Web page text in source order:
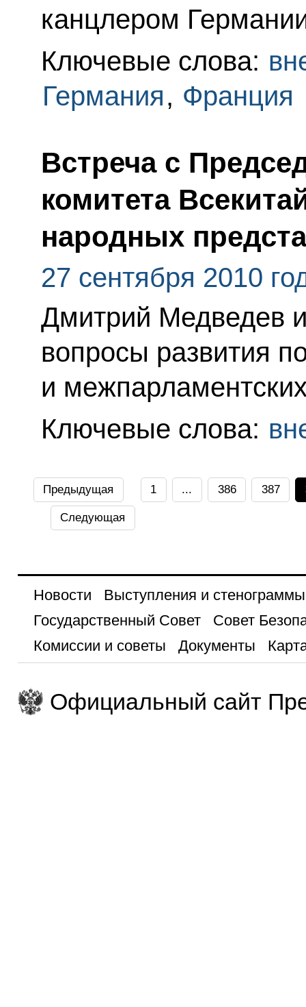
канцлером
Ключевые слова:
Германия, Франция
Встреча с
комитета
народных
27 сентября 2010
Дмитрий Медведев
вопросы развития
и
Ключевые слова:
Предыдущая 1 ... 386 387
Следующая
Новости
Выступления и стенограммы
Государственный Совет
Совет
Комиссии и советы
Документы
Официальный сайт